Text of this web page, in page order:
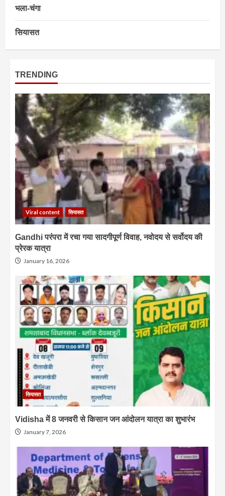
भला-चंगा
सियासत
TRENDING
Viral content सियासत
Gandhi परंपरा में रचा गया सादगीपूर्ण विवाह, नवोदय से सर्वोदय की
प्रेरक यात्रा
January 16, 2026
सियासत
Vidisha में 8 जनवरी से किसान जन आंदोलन यात्रा का शुभारंभ
January 7, 2026